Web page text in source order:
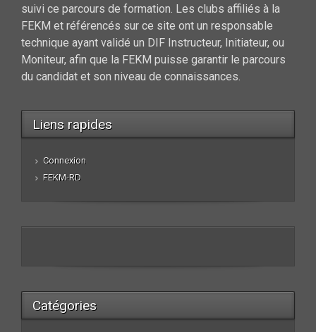
suivi ce parcours de formation. Les clubs affiliés à la
FEKM et référencés sur ce site ont un responsable
technique ayant validé un DIF Instructeur, Initiateur, ou
Moniteur, afin que la FEKM puisse garantir le parcours
du candidat et son niveau de connaissances.
Liens rapides
Connexion
FEKM-RD
Catégories